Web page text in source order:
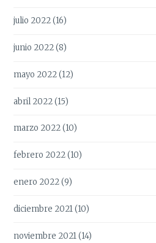
julio 2022(16)
junio 2022(8)
mayo 2022(12)
abril 2022(15)
marzo 2022(10)
febrero 2022(10)
enero 2022(9)
diciembre 2021(10)
noviembre 2021(14)